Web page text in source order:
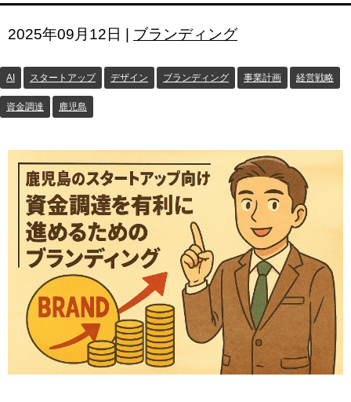
2025年09月12日 ブランディング
AI スタートアップ デザイン ブランディング 事業計画 経営戦略
資金調達 鹿児島